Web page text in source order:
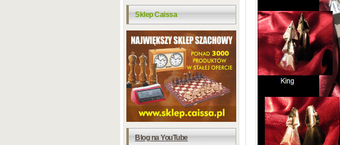
Sklep Caissa
Blog na YouTube